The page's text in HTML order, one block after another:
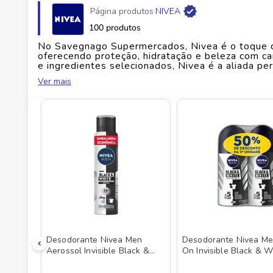
Fabricante BDF NIVEA LTDA
EAN 4006000178868
Id do produto
Página produtos NIVEA
100 produtos
No Savegnago Supermercados, Nivea é o toque
oferecendo proteção, hidratação e beleza com
e ingredientes selecionados, Nivea é a aliada
eficazes e confiáveis — seja com a pele, os
corporais, desodorantes e protetores solares,
soluções para todos os tipos e necessidades,
sua pele com cuidado verdadeiro. Nivea é para
leveza. Disponível no Savegnago
incomparável.
Ver mais
Desodorante Nivea Men
Aerossol Invisible Black &
Desodorante Nivea
On Invisible Black &